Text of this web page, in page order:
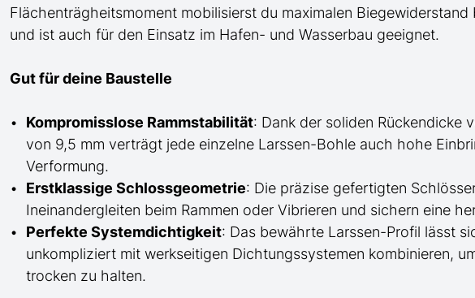
Flächenträgheitsmoment mobilisierst du maximalen
und ist auch für den Einsatz im Hafen- und Wasserbau geeignet.
Gut für deine Baustelle
Kompromisslose Rammstabilität: Dank der soliden Rückendicke
von 9,5 mm verträgt jede einzelne Larssen-Bohle auch hohe
Verformung.
Erstklassige Schlossgeometrie: Die präzise gefertigten
Ineinandergleiten beim Rammen oder Vibrieren und sichern eine
Perfekte Systemdichtigkeit: Das bewährte Larssen-Profil lässt
unkompliziert mit werkseitigen Dichtungssystemen kombinieren,
trocken zu halten.